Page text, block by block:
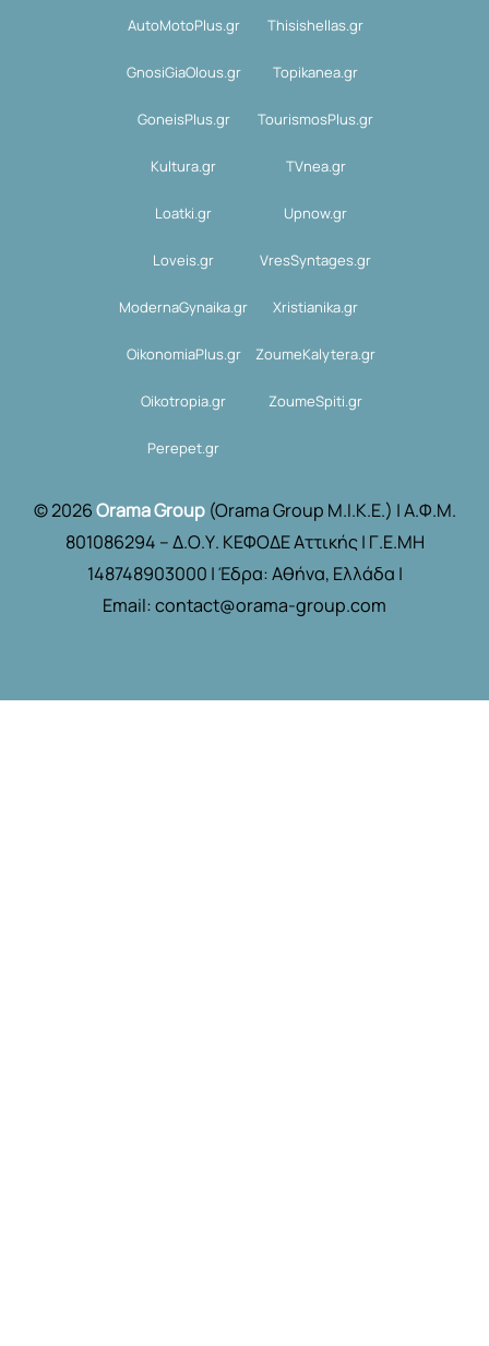
AutoMotoPlus.gr Thisishellas.gr
GnosiGiaOlous.gr Topikanea.gr
GoneisPlus.gr TourismosPlus.gr
Kultura.gr TVnea.gr
Loatki.gr Upnow.gr
Loveis.gr VresSyntages.gr
ModernaGynaika.gr Xristianika.gr
OikonomiaPlus.gr ZoumeKalytera.gr
Oikotropia.gr ZoumeSpiti.gr
Perepet.gr
© 2026Orama Group(Orama Group Μ.Ι.Κ.Ε.) | Α.Φ.Μ.
801086294 – Δ.Ο.Υ. ΚΕΦΟΔΕ Αττικής | Γ.Ε.ΜΗ
148748903000 | Έδρα: Αθήνα, Ελλάδα |
Email: contact@orama-group.com